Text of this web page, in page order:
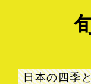
日本の四季